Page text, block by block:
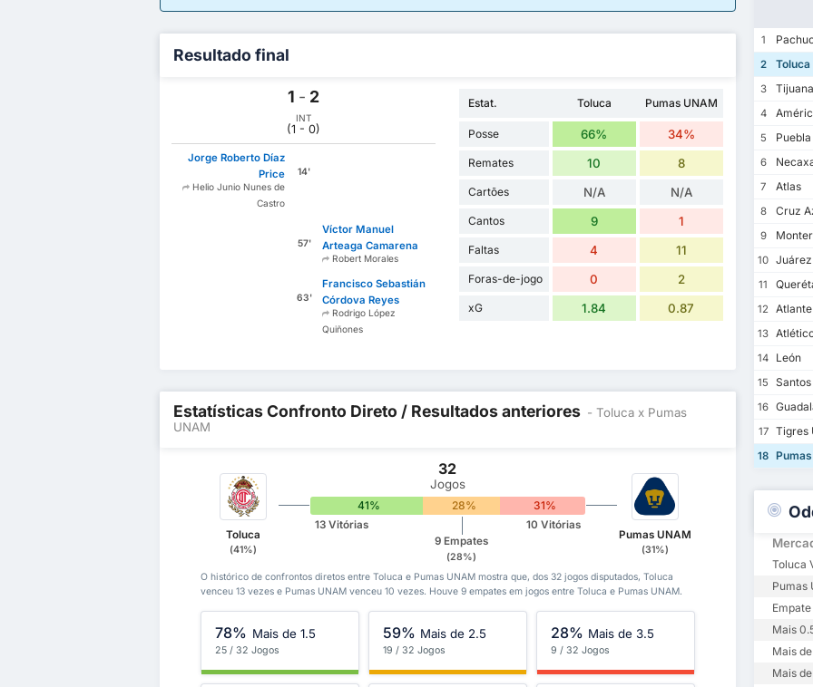
Resultado final
1 - 2
INT
(1 - 0)
Jorge Roberto Díaz
Price
Helio Junio Nunes de
Castro
14'
57'
Víctor Manuel
Arteaga Camarena
Robert Morales
63'
Francisco Sebastián
Córdova Reyes
Rodrigo López
Quiñones
Estat. Toluca Pumas UNAM
Posse 66% 34%
Remates 10 8
Cartões N/A N/A
Cantos 9 1
Faltas 4 11
Foras-de-jogo 0 2
xG 1.84 0.87
Estatísticas Confronto Direto / Resultados anteriores - Toluca x Pumas
UNAM
Toluca
(41%)
32
Jogos
41% 28% 31%
13 Vitórias
9 Empates
(28%)
10 Vitórias
Pumas UNAM
(31%)
O histórico de confrontos diretos entre Toluca e Pumas UNAM mostra que, dos 32 jogos disputados, Toluca
venceu 13 vezes e Pumas UNAM venceu 10 vezes. Houve 9 empates em jogos entre Toluca e Pumas UNAM.
78% Mais de 1.5
25 / 32 Jogos
59% Mais de 2.5
19 / 32 Jogos
28% Mais de 3.5
9 / 32 Jogos
1
2 Toluca
3 Tijuana
4
5 Puebla
6
7 Atlas
8 Cruz
9
10 Juárez
11
12 Atlante
13
14 León
15
16
17 Tigres
18
Toluca
Pumas
Empate
Mais
Mais de
Mais